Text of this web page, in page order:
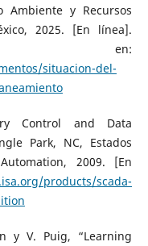
Ambiente y Recursos
2025. [En línea].
en:
situacion-del-
Control and Data
Park, NC, Estados
2009. [En
products/scada-
y V. Puig, “Learning